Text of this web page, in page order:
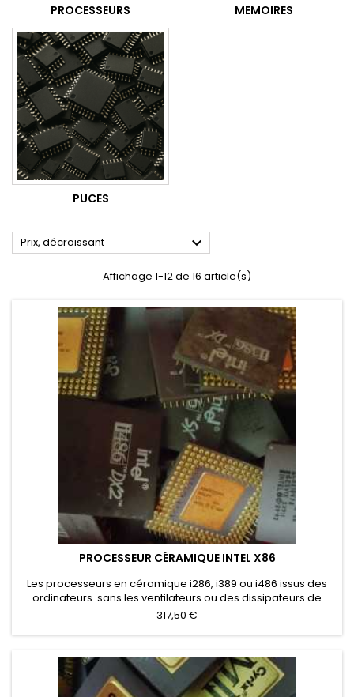
PROCESSEURS MEMOIRES
PUCES
Prix, décroissant 
Affichage 1-12 de 16 article(s)
PROCESSEUR CÉRAMIQUE INTEL X86
Les processeurs en céramique i286, i389 ou i486 issus des
ordinateurs sans les ventilateurs ou des dissipateurs de
chaleur.Les processeurs avec dissipateur qui n'ont pas été
317,50 €